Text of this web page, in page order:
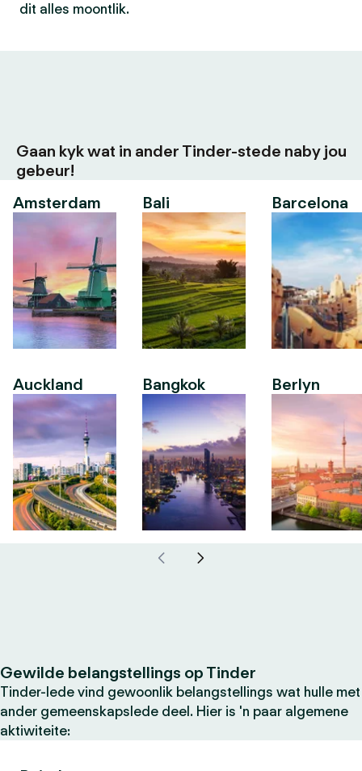
dit alles moontlik.
Gaan kyk wat in ander Tinder-stede naby jou
gebeur!
Amsterdam
Auckland
Bali
Bangkok
Barcelona
Berlyn
Gewilde belangstellings op Tinder
Tinder-lede vind gewoonlik belangstellings wat hulle met
ander gemeenskapslede deel. Hier is 'n paar algemene
aktiwiteite: